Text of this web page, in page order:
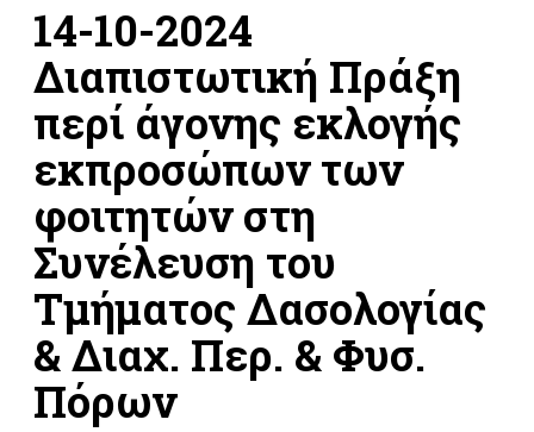
14-10-2024
Διαπιστωτική Πράξη
περί άγονης εκλογής
εκπροσώπων των
φοιτητών στη
Συνέλευση του
Τμήματος Δασολογίας
& Διαχ. Περ. & Φυσ.
Πόρων